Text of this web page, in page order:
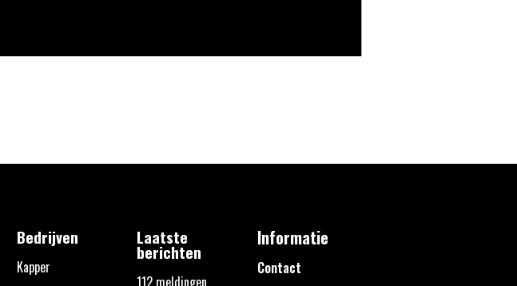
Bedrijven
Kapper
Laatste
berichten
Informatie
Contact